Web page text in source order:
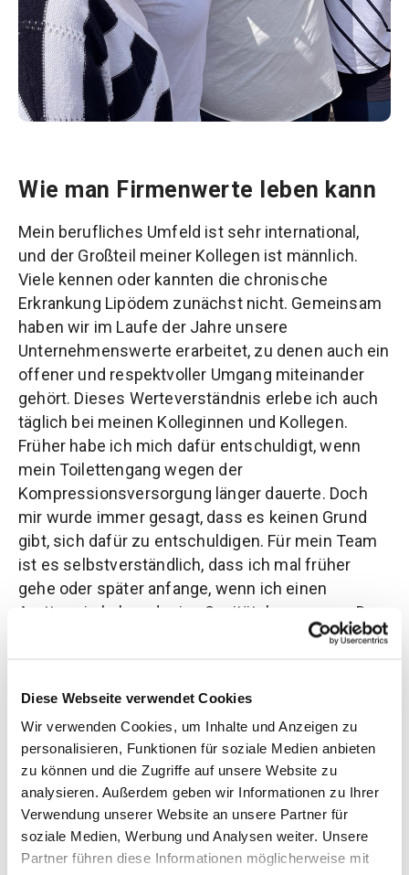
Diese Webseite verwendet Cookies
Wir verwenden Cookies, um Inhalte und Anzeigen zu
personalisieren, Funktionen für soziale Medien anbieten
zu können und die Zugriffe auf unsere Website zu
analysieren. Außerdem geben wir Informationen zu Ihrer
Verwendung unserer Website an unsere Partner für
soziale Medien, Werbung und Analysen weiter. Unsere
Partner führen diese Informationen möglicherweise mit
Wie man Firmenwerte leben kann
Mein berufliches Umfeld ist sehr international,
und der Großteil meiner Kollegen ist männlich.
Viele kennen oder kannten die chronische
Erkrankung Lipödem zunächst nicht. Gemeinsam
haben wir im Laufe der Jahre unsere
Unternehmenswerte erarbeitet, zu denen auch ein
offener und respektvoller Umgang miteinander
gehört. Dieses Werteverständnis erlebe ich auch
täglich bei meinen Kolleginnen und Kollegen.
Früher habe ich mich dafür entschuldigt, wenn
mein Toilettengang wegen der
Kompressionsversorgung länger dauerte. Doch
mir wurde immer gesagt, dass es keinen Grund
gibt, sich dafür zu entschuldigen. Für mein Team
ist es selbstverständlich, dass ich mal früher
gehe oder später anfange, wenn ich einen
Arzttermin habe oder ins Sanitätshaus muss. Das
kurzen Vortrag über Lipödem zu halten. Auch
wurde ich gefragt, ob ich Frauensache-Flyer
mitbringen könnte. Solche Momente zeigen mir,
dass unsere Werte nicht nur auf dem Papier
stehen, sondern im echten Miteinander gelebt
werden. Wenn wir offen und respektvoll
miteinander umgehen, schaffen wir ein